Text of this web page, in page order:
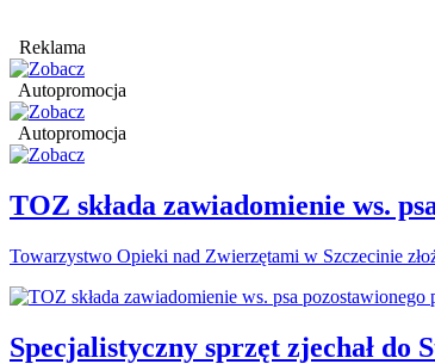
Reklama
Autopromocja
Autopromocja
TOZ składa zawiadomienie ws.
Towarzystwo Opieki nad Zwierzętami w Szczecinie
Specjalistyczny sprzęt zjechał do